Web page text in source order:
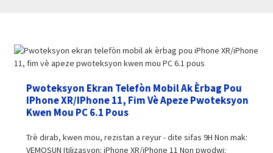
Pwoteksyon Ekran Telefòn Mobil Ak Èrbag Pou
IPhone XR/iPhone 11, Fim Vè Apeze Pwoteksyon
Kwen Mou PC 6.1 Pous
Trè dirab, kwen mou, rezistan a reyur - dite sifas 9H Non mak:
VEMOSUN Itilizasyon: iPhone XR/iPhone 11 Non pwodwi: